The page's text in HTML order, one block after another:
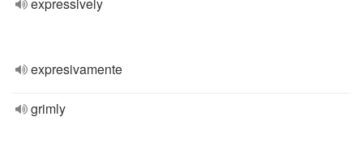
expresivamente
grimly